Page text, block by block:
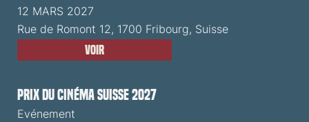
12 MARS 2027
Rue de Romont 12, 1700 Fribourg, Suisse
Voir
Prix du Cinéma Suisse 2027
Evénement